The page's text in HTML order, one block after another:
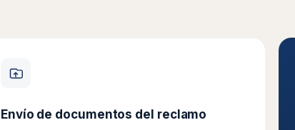
Envío de documentos del reclamo